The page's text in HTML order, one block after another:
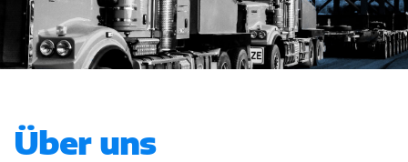
FALLSTUDIEN NEWS NETZWERK KARRIERE KONTAKT
Über uns